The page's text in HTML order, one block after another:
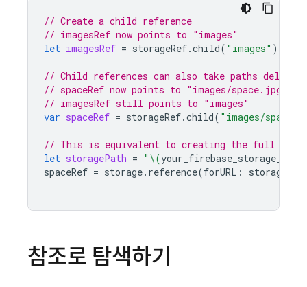
// Create a child reference
// imagesRef now points to "images"
let imagesRef = storageRef.child( "images" )
// Child references can also take paths
// spaceRef now points to "images/space.jpg"
// imagesRef still points to "images"
var spaceRef = storageRef.child( "images/
// This is equivalent to creating the full
let storagePath = " \(
spaceRef = storage. reference(forURL :
참조로 탐색하기